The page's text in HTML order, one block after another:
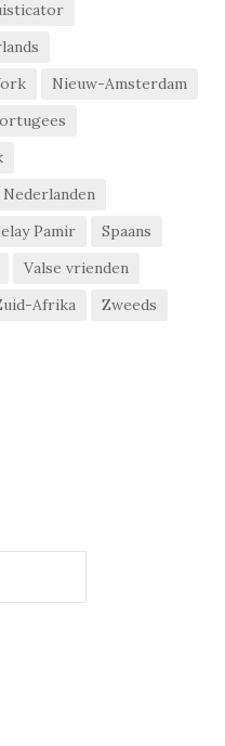
Nieuw-Amsterdam
Pamir
Spaans
Valse vrienden
Afrika Zweeds